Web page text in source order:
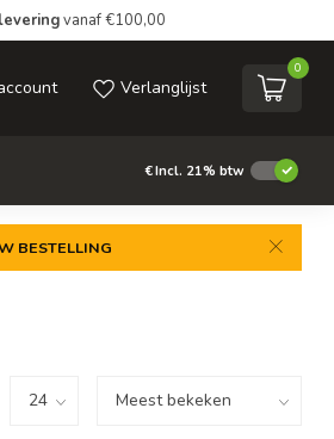
vanaf €100,00
Verlanglijst
0
€Incl. 21% btw
BESTELLING